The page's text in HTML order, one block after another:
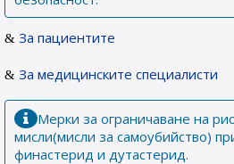
За пациентите
За медицинските специалисти
Мерки за ограничаване на
мисли(мисли за самоубийство)
финастерид и дутастерид.